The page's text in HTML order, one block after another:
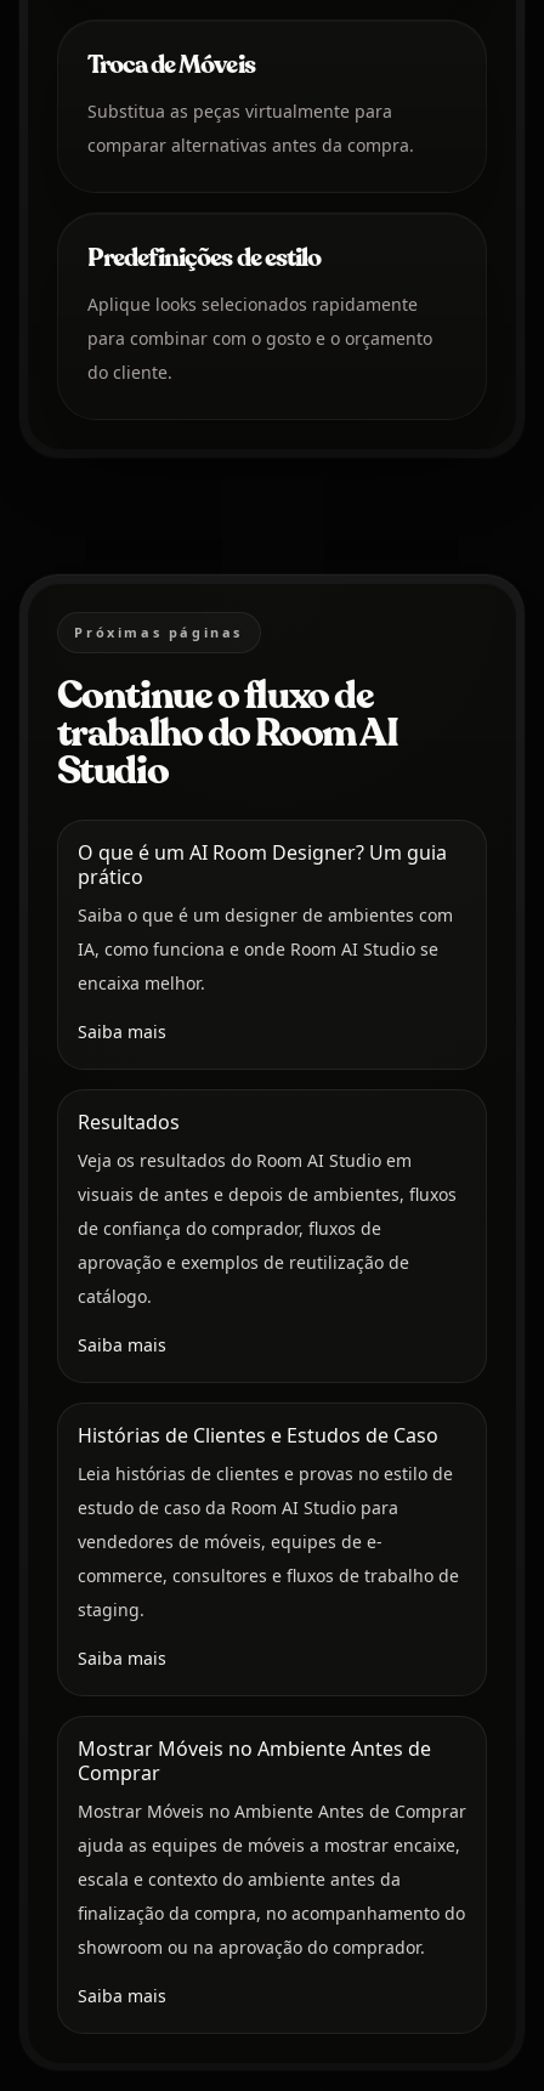
Troca de Móveis
Substitua as peças virtualmente para
comparar alternativas antes da compra.
Predefinições de estilo
Aplique looks selecionados rapidamente
para combinar com o gosto e o orçamento
do cliente.
Próximas páginas
Continue o fluxo de
trabalho do Room AI
Studio
O que é um AI Room Designer? Um guia
prático
Saiba o que é um designer de ambientes com
IA, como funciona e onde Room AI Studio se
encaixa melhor.
Saiba mais
Resultados
Veja os resultados do Room AI Studio em
visuais de antes e depois de ambientes, fluxos
de confiança do comprador, fluxos de
aprovação e exemplos de reutilização de
catálogo.
Saiba mais
Histórias de Clientes e Estudos de Caso
Leia histórias de clientes e provas no estilo de
estudo de caso da Room AI Studio para
vendedores de móveis, equipes de e-
commerce, consultores e fluxos de trabalho de
staging.
Saiba mais
Mostrar Móveis no Ambiente Antes de
Comprar
Mostrar Móveis no Ambiente Antes de Comprar
ajuda as equipes de móveis a mostrar encaixe,
escala e contexto do ambiente antes da
finalização da compra, no acompanhamento do
showroom ou na aprovação do comprador.
Saiba mais